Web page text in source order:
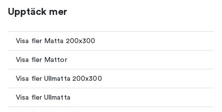
Upptäck mer
Visa fler Matta 200x300
Visa fler Mattor
Visa fler Ullmatta 200x300
Visa fler Ullmatta